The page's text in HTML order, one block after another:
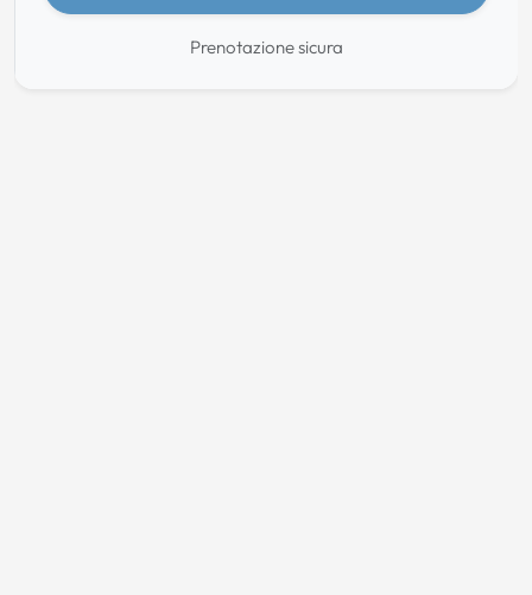
Prenotazione sicura